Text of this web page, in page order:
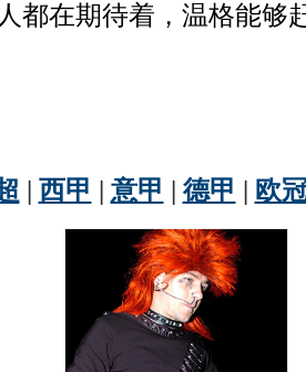
都在期待着，温格能够